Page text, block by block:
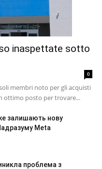
inaspettate sotto
0
membri noto per gli acquisti
ottimo posto per trovare...
залишають нову
Meta
проблема з